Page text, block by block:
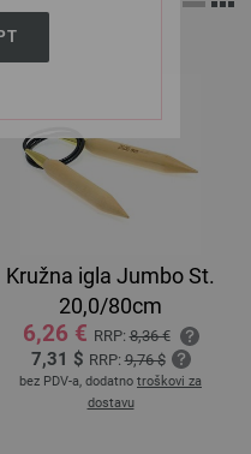
Kružna igla Jumbo St.
20,0/80cm
6,26 € RRP:8,36 €
7,31 $ RRP:9,76 $
bez PDV-a, dodatno troškovi za
dostavu